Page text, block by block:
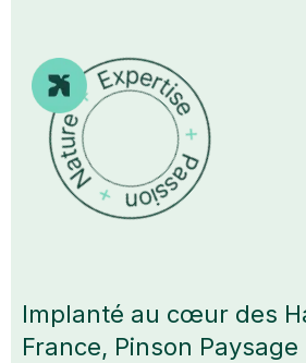
Implanté au cœur des
France, Pinson